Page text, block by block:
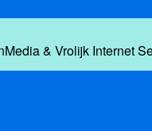
& Vrolijk Internet